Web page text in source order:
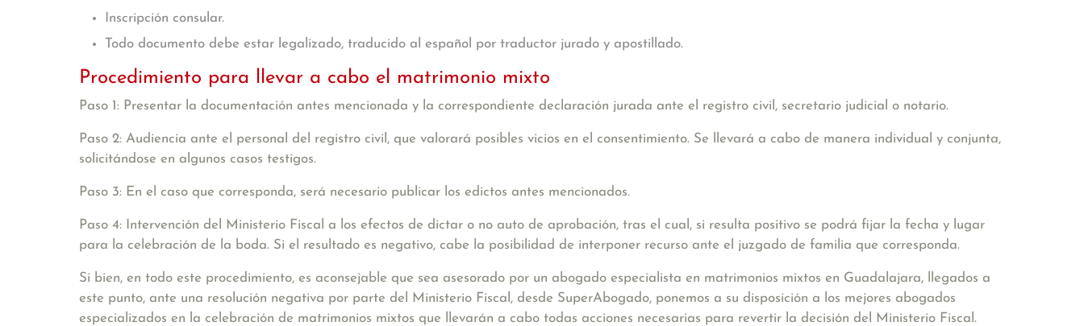
Inscripción consular.
Todo documento debe estar legalizado, traducido al español por traductor jurado y apostillado.
Procedimiento para llevar a cabo el matrimonio mixto
Paso 1: Presentar la documentación antes mencionada y la correspondiente declaración jurada ante el registro civil, secretario judicial o notario.
Paso 2: Audiencia ante el personal del registro civil , que valorará posibles vicios en el consentimiento. Se llevará a cabo de manera individual y conjunta,
solicitándose en algunos casos testigos.
Paso 3: En el caso que corresponda, será necesario publicar los edictos antes mencionados.
Paso 4: Intervención del Ministerio Fiscal a los efectos de dictar o no auto de aprobación, tras el cual, si resulta positivo se podrá fijar la fecha y lugar
para la celebración de la boda. Si el resultado es negativo, cabe la posibilidad de interponer recurso ante el juzgado de familia que corresponda.
Si bien, en todo este procedimiento, es aconsejable que sea asesorado por un abogado especialista en matrimonios mixtos en Guadalajara, llegados a
este punto, ante una resolución negativa por parte del Ministerio Fiscal, desde SuperAbogado, ponemos a su disposición a los mejores abogados
especializados en la celebración de matrimonios mixtos que llevarán a cabo todas acciones necesarias para revertir la decisión del Ministerio Fiscal.